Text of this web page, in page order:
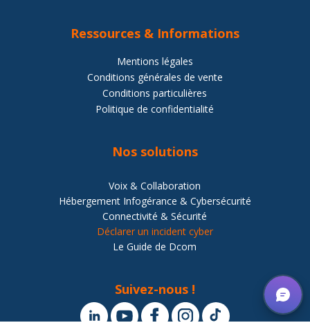
Ressources & Informations
Mentions légales
Conditions générales de vente
Conditions particulières
Politique de confidentialité
Nos solutions
Voix & Collaboration
Hébergement Infogérance & Cybersécurité
Connectivité & Sécurité
Déclarer un incident cyber
Le Guide de Dcom
Suivez-nous !